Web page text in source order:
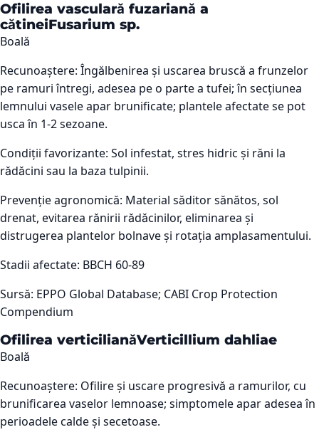
Ofilirea vasculară fuzariană a
cătineiFusarium sp.
Boală
Recunoaștere: Îngălbenirea și uscarea bruscă a frunzelor
pe ramuri întregi, adesea pe o parte a tufei; în secțiunea
lemnului vasele apar brunificate; plantele afectate se pot
usca în 1-2 sezoane.
Condiții favorizante: Sol infestat, stres hidric și răni la
rădăcini sau la baza tulpinii.
Prevenție agronomică: Material săditor sănătos, sol
drenat, evitarea rănirii rădăcinilor, eliminarea și
distrugerea plantelor bolnave și rotația amplasamentului.
Stadii afectate: BBCH 60-89
Sursă: EPPO Global Database; CABI Crop Protection
Compendium
Ofilirea verticilianăVerticillium dahliae
Boală
Recunoaștere: Ofilire și uscare progresivă a ramurilor, cu
brunificarea vaselor lemnoase; simptomele apar adesea în
perioadele calde și secetoase.